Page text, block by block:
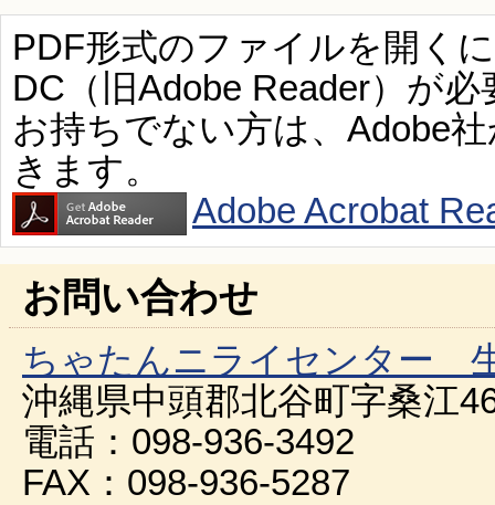
PDF形式のファイルを開く
DC（旧Adobe Reader）が必
お持ちでない方は、Adobe
きます。
Adobe Acrobat
お問い合わせ
ちゃたんニライセンター
沖縄県中頭郡北谷町字桑江
電話：098-936-3492
FAX：098-936-5287